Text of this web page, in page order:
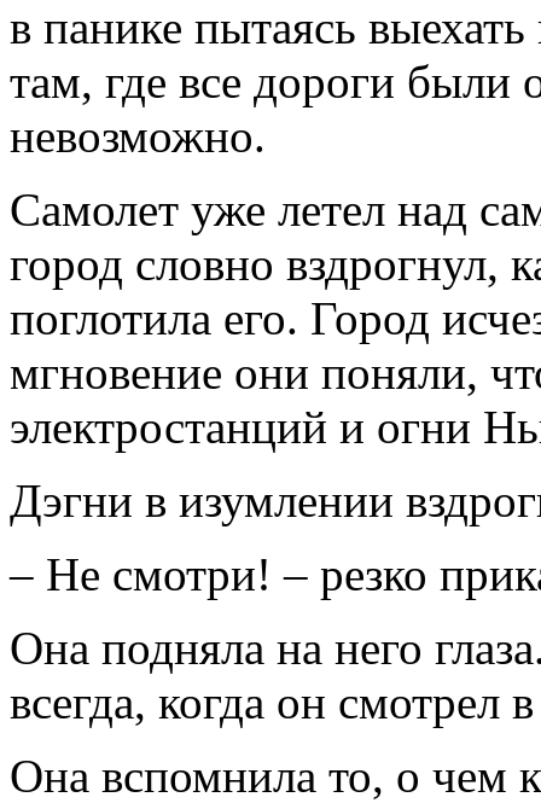
в панике пытаясь
там, где все дороги были
невозможно.
Самолет уже летел над
город словно вздрогнул,
поглотила его. Город
мгновение они поняли,
электростанций и огни
Дэгни в изумлении
– Не смотри! – резко
Она подняла на него
всегда, когда он смотрел
Она вспомнила то, о чем